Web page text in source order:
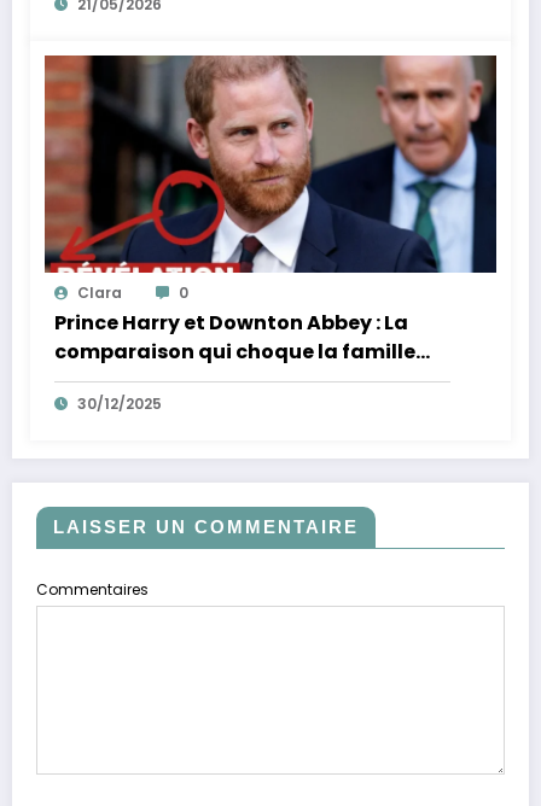
Clara 0
Prince Harry et Downton Abbey : La
comparaison qui choque la famille
royale
30/12/2025
LAISSER UN COMMENTAIRE
Commentaires